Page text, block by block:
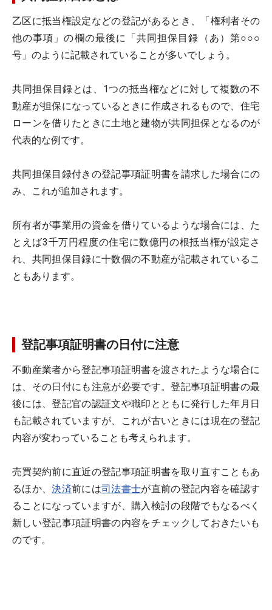
乙区に抵当権設定などの登記があるとき、「権利者その
他の事項」の欄の最後に「共同担保目録（あ）第○○○
号」のように記載されていることが多いでしょう。
共同担保目録とは、1つの抵当権などに対して複数の不
動産が担保になっているときに作成されるもので、住宅
ローンを借りたときに土地と建物が共同担保となるのが
代表的な例です。
共同担保目録付きの登記事項証明書を請求した場合にの
み、これが追加されます。
所有者が事業用の資金を借りているような場合には、た
とえば3千万円程度の住宅に数億円の根抵当権が設定さ
れ、共同担保目録に十数個の不動産が記載されているこ
ともあります。
登記事項証明書の日付に注意
不動産業者から登記事項証明書を渡されたような場合に
は、その日付にも注意が必要です。登記事項証明書の最
後には、登記官の認証文や職印とともに発行した年月日
も記載されていますが、これが古いときには現在の登記
内容が変わっていることも考えられます。
売買契約前に直近の登記事項証明書を取り直すこともあ
るほか、決済前には司法書士が直前の登記内容を確認す
ることになっていますが、購入検討の段階でもなるべく
新しい登記事項証明書の内容をチェックしておきたいも
のです。